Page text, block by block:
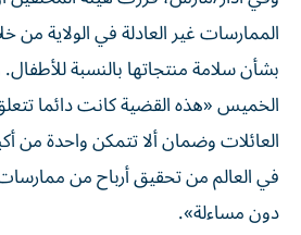
الممارسات غير العادلة في الولاية
بشأن سلامة منتجاتها بالنسبة
الخميس «هذه القضية كانت دائما
العائلات وضمان ألا تتمكن واحدة من
في العالم من تحقيق أرباح من
دون مساءلة».